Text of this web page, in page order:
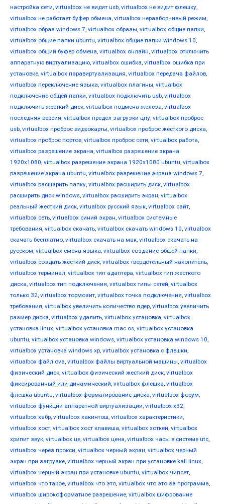
настройка сети, virtualbox не видит usb, virtualbox не видит флешку,
virtualbox не работает буфер обмена, virtualbox неразборчивый режим,
virtualbox образ windows 7, virtualbox образы, virtualbox общие папки,
virtualbox общие папки ubuntu, virtualbox общие папки windows 10,
virtualbox общий буфер обмена, virtualbox онлайн, virtualbox отключить
аппаратную виртуализацию, virtualbox ошибка, virtualbox ошибка при
установке, virtualbox паравиртуализация, virtualbox передача файлов,
virtualbox переключение языка, virtualbox плагины, virtualbox
подключение общей папки, virtualbox подключить usb, virtualbox
подключить жесткий диск, virtualbox подмена железа, virtualbox
последняя версия, virtualbox предел загрузки цпу, virtualbox проброс
usb, virtualbox проброс видеокарты, virtualbox проброс жесткого диска,
virtualbox проброс портов, virtualbox проброс сети, virtualbox работа,
virtualbox разрешение экрана, virtualbox разрешение экрана
1920x1080, virtualbox разрешение экрана 1920x1080 ubuntu, virtualbox
разрешение экрана ubuntu, virtualbox разрешение экрана windows 7,
virtualbox расшарить папку, virtualbox расширить диск, virtualbox
расширить диск windows, virtualbox расширить экран, virtualbox
реальный жесткий диск, virtualbox русский язык, virtualbox сайт,
virtualbox сеть, virtualbox синий экран, virtualbox системные
требования, virtualbox скачать, virtualbox скачать windows 10, virtualbox
скачать бесплатно, virtualbox скачать на мак, virtualbox скачать на
русском, virtualbox смена языка, virtualbox создание общей папки,
virtualbox создать жесткий диск, virtualbox твердотельный накопитель,
virtualbox терминал, virtualbox тип адаптера, virtualbox тип жесткого
диска, virtualbox тип подключения, virtualbox типы сетей, virtualbox
только 32, virtualbox тормозит, virtualbox точка подключения, virtualbox
требования, virtualbox увеличить количество ядер, virtualbox увеличить
размер диска, virtualbox удалить, virtualbox установка, virtualbox
установка linux, virtualbox установка mac os, virtualbox установка
ubuntu, virtualbox установка windows, virtualbox установка windows 10,
virtualbox установка windows xp, virtualbox установка с флешки,
virtualbox файл ova, virtualbox файлы виртуальной машины, virtualbox
физический диск, virtualbox физический жесткий диск, virtualbox
фиксированный или динамический, virtualbox флешка, virtualbox
флешка ubuntu, virtualbox форматирование диска, virtualbox форум,
virtualbox функции аппаратной виртуализации, virtualbox х32,
virtualbox хабр, virtualbox хакинтош, virtualbox характеристики,
virtualbox хост, virtualbox хост клавиша, virtualbox хоткеи, virtualbox
хрипит звук, virtualbox це, virtualbox цена, virtualbox часы в системе utc,
virtualbox через прокси, virtualbox черный экран, virtualbox черный
экран при загрузке, virtualbox черный экран при установке kali linux,
virtualbox черный экран при установке ubuntu, virtualbox чипсет,
virtualbox что такое, virtualbox что это, virtualbox что это за программа,
virtualbox широкоформатное разрешение, virtualbox шифрование